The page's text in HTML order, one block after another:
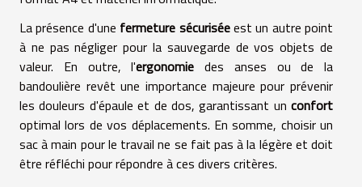
La présence d'une fermeture sécuriséeest un autre point
à ne pas négliger pour la sauvegarde de vos objets de
valeur. En outre, l'ergonomie des anses ou de la
bandoulière revêt une importance majeure pour prévenir
les douleurs d'épaule et de dos, garantissant un confort
optimal lors de vos déplacements. En somme, choisir un
sac à main pour le travail ne se fait pas à la légère et doit
être réfléchi pour répondre à ces divers critères.